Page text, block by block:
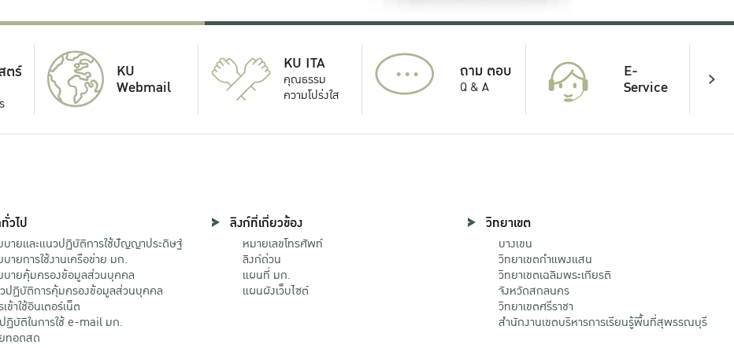
ตร์ KU
Webmail
KU ITA
คุณธรรม
ความโปร่งใส
... ถาม ตอบ
Q & A
E-
Service
วไป
บายและแนวปฏิบัติการใช้ปัญญาประดิษฐ์
บายการใช้งานเครือข่าย มก.
บายคุ้มครองข้อมูลส่วนบุคคล
ปฏิบัติการคุ้มครองข้อมูลส่วนบุคคล
ข้าใช้อินเตอร์เน็ต
ฏิบัติในการใช้ e-mail มก.
ทอดสด
ลิงก์ที่เกี่ยวข้อง
หมายเลขโทรศัพท์
ลิงก์ด่วน
แผนที่ มก.
แผนผังเว็บไซต์
วิทยาเขต
บางเขน
วิทยาเขตกําแพงแสน
วิทยาเขตเฉลิมพระเกียรติ
จังหวัดสกลนคร
วิทยาเขตศรีราชา
สำนักงานเขตบริหารการเรียนรู้พื้นที่สุพรรณบุรี